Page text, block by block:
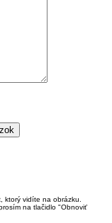
ktorý vidíte na obrázku.
na tlačidlo "Obnoviť